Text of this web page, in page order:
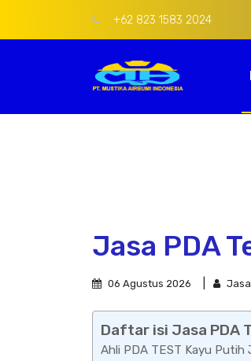
+62 823 1583 2024
Jasa PDA
06 Agustus 2026
Daftar isi Jasa PDA
Ahli PDA TEST Kayu Putih